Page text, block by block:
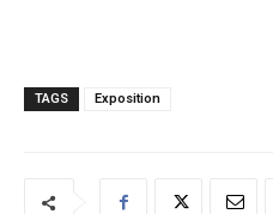
TAGS Exposition